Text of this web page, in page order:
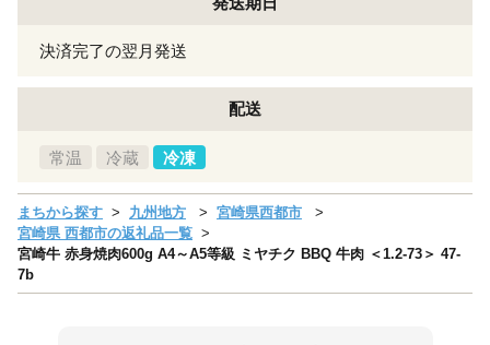
決済完了の翌月発送
配送
常温 冷蔵 冷凍
まちから探す 九州地方
宮崎県西都市
宮崎県 西都市の返礼品一覧
宮崎牛 赤身焼肉600g A4～A5等級 ミヤチク BBQ 牛肉 ＜1.2-73＞ 47-
7b